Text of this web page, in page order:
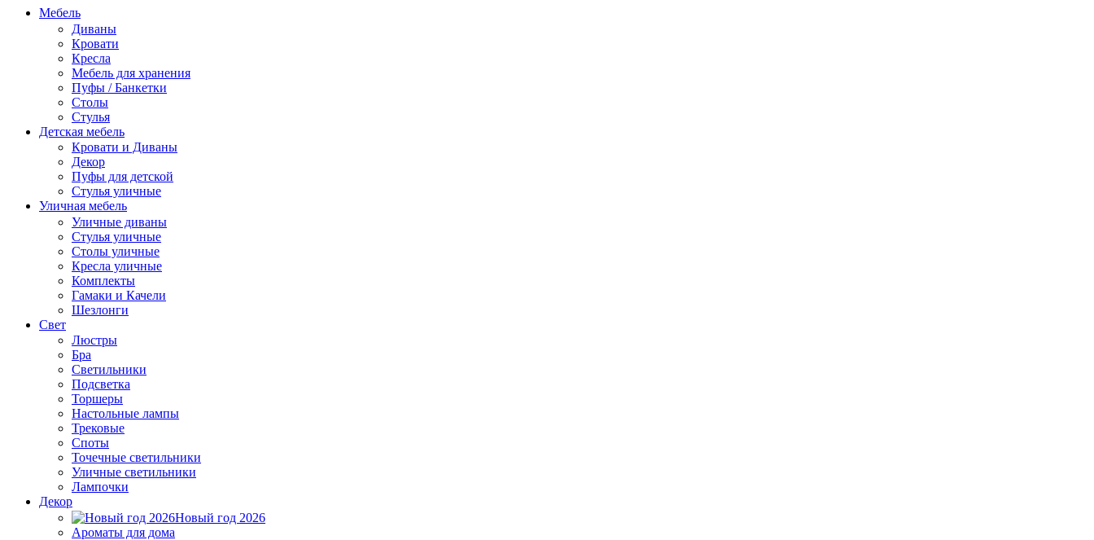
Мебель
Диваны
Кровати
Кресла
Мебель для хранения
Пуфы / Банкетки
Столы
Стулья
Детская мебель
Кровати и Диваны
Декор
Пуфы для детской
Стулья уличные
Уличная мебель
Уличные диваны
Стулья уличные
Столы уличные
Кресла уличные
Комплекты
Гамаки и Качели
Шезлонги
Свет
Люстры
Бра
Светильники
Подсветка
Торшеры
Настольные лампы
Трековые
Споты
Точечные светильники
Уличные светильники
Лампочки
Декор
Новый год 2026
Ароматы для дома